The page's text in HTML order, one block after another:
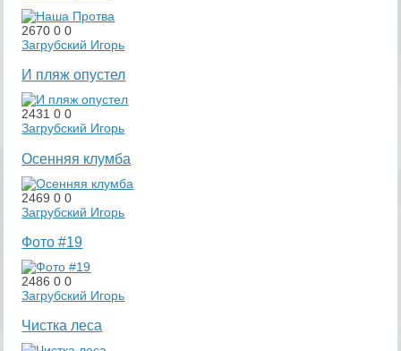
267000
Загрубский Игорь
И пляж опустел
243100
Загрубский Игорь
Осенняя клумба
246900
Загрубский Игорь
Фото #19
248600
Загрубский Игорь
Чистка леса